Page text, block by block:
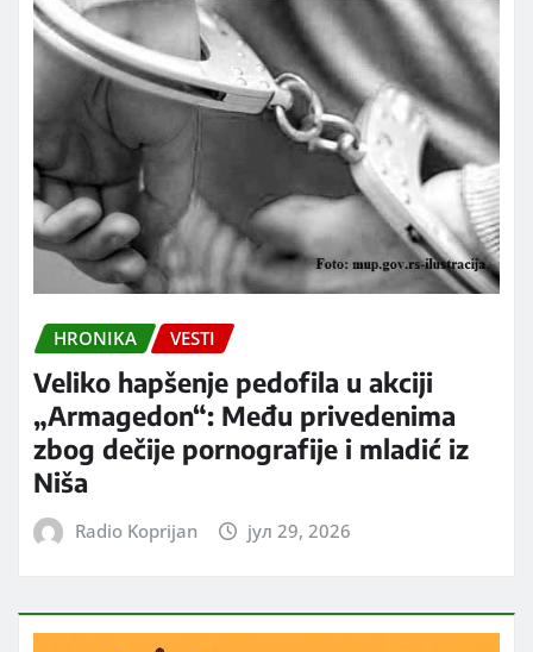
HRONIKA VESTI
Veliko hapšenje pedofila u akciji
„Armagedon“: Među privedenima
zbog dečije pornografije i mladić iz
Niša
Radio Koprijan јул 29, 2026